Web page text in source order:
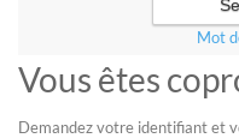
Mot
Vous êtes
Demandez votre identifiant et